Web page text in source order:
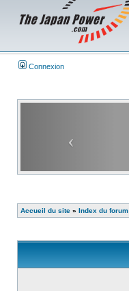
Connexion
Accueil du site » Index du forum